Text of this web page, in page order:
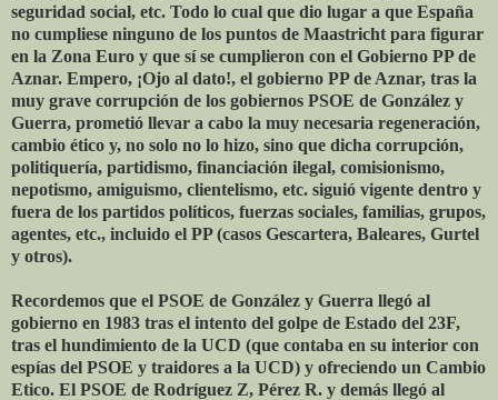
seguridad social, etc. Todo lo cual que dio lugar a que España
no cumpliese ninguno de los puntos de Maastricht para figurar
en la Zona Euro y que sí se cumplieron con el Gobierno PP de
Aznar. Empero, ¡Ojo al dato!, el gobierno PP de Aznar, tras la
muy grave corrupción de los gobiernos PSOE de González y
Guerra, prometió llevar a cabo la muy necesaria regeneración,
cambio ético y, no solo no lo hizo, sino que dicha corrupción,
politiquería, partidismo, financiación ilegal, comisionismo,
nepotismo, amiguismo, clientelismo, etc. siguió vigente dentro y
fuera de los partidos políticos, fuerzas sociales, familias, grupos,
agentes, etc., incluido el PP (casos Gescartera, Baleares, Gurtel
y otros).
Recordemos que el PSOE de González y Guerra llegó al
gobierno en 1983 tras el intento del golpe de Estado del 23F,
tras el hundimiento de la UCD (que contaba en su interior con
espías del PSOE y traidores a la UCD) y ofreciendo un Cambio
Etico. El PSOE de Rodríguez Z, Pérez R. y demás llegó al